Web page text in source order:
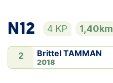
N12 4 KP 1,40km
2 Brittel TAMMAN
2018